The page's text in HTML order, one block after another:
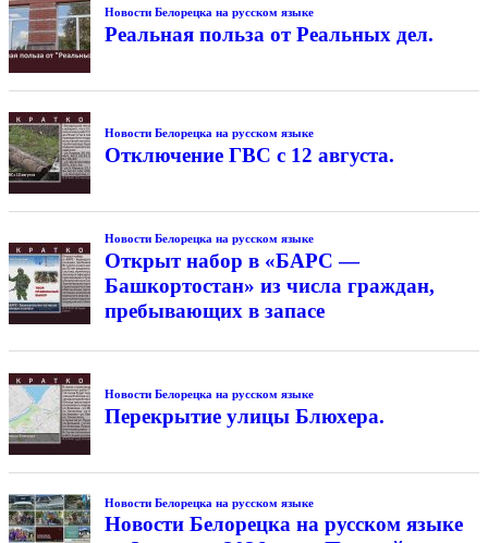
Новости Белорецка на русском языке
Реальная польза от Реальных дел.
Новости Белорецка на русском языке
Отключение ГВС с 12 августа.
Новости Белорецка на русском языке
Открыт набор в «БАРС —
Башкортостан» из числа граждан,
пребывающих в запасе
Новости Белорецка на русском языке
Перекрытие улицы Блюхера.
Новости Белорецка на русском языке
Новости Белорецка на русском языке